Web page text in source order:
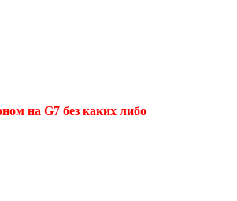
на G7 без каких либо